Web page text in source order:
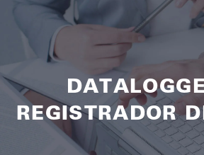
REGISTRADOR